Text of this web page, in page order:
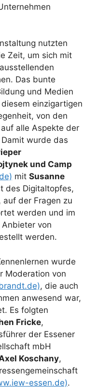
nutzten
Zeit, um sich mit
Das bunte
und Medien
einzigartigen
von den
alle Aspekte der
wurde das
und Camp
mit Susanne
des Digitaltopfes,
der Fragen zu
werden und im
von
werden.
wurde
Moderation von
, die auch
anwesend war,
Es folgten
Fricke,
der Essener
mbH
Koschany,
essen.de).